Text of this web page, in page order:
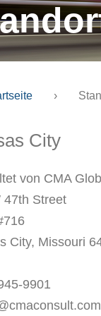
›
City
von CMA
47th Street
City, Missouri
9901